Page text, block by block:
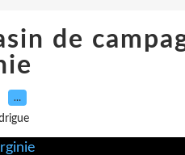
de
…